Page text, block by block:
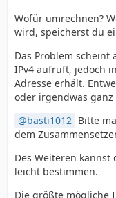
Wofür umrechnen?
wird, speicherst du
Das Problem scheint
IPv4 aufruft, jedoch
Adresse erhält.
oder irgendwas
basti1012 Bitte
dem
Des Weiteren
leicht bestimmen.
Die größte mögliche